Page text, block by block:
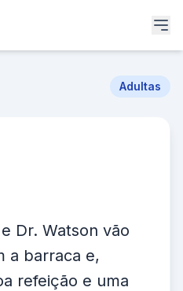
Adultas
Dr. Watson vão
a barraca e,
refeição e uma